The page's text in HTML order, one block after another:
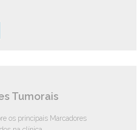
Tumorais
os principais Marcadores